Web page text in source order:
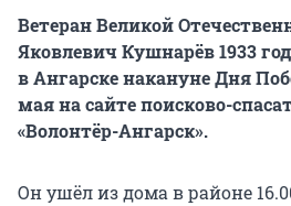
Ветеран Великой
Яковлевич Кушнарёв 1933
в Ангарске накануне Дня
мая на сайте поисково-
«Волонтёр-Ангарск».
Он ушёл из дома в районе